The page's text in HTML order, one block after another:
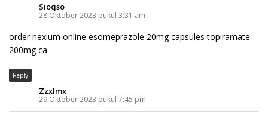
Sioqso
28 Oktober 2023 pukul 3:31 am
order nexium online esomeprazole 20mg capsules topiramate
200mg ca
Reply
Zzxlmx
29 Oktober 2023 pukul 7:45 pm